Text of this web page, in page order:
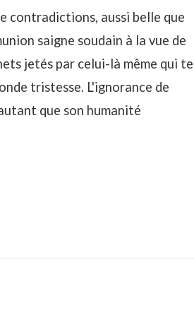
contradictions, aussi belle que
saigne soudain à la vue de
jetés par celui-là même qui te
tristesse. L'ignorance de
que son humanité